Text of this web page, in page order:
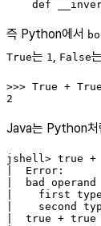
즉 Python에서
True는 1, False는
>>> True + True
Java는 Python처
jshell> true +
|  Error:
|  bad
|    first
|    second
|  true + true